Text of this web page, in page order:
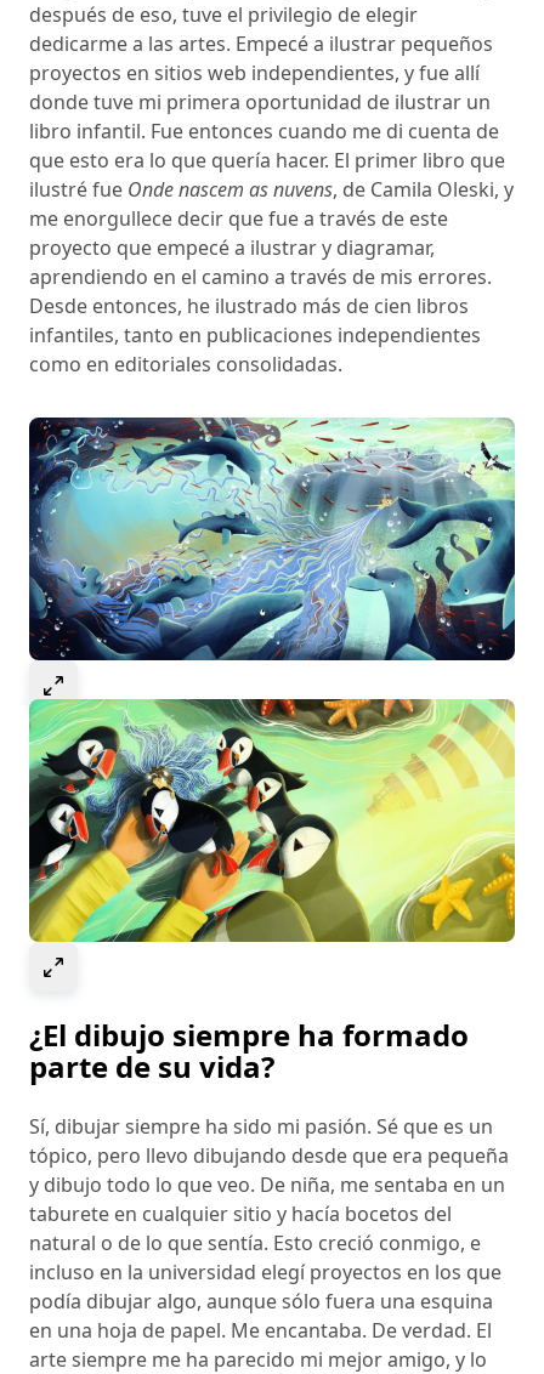
después de eso, tuve el privilegio de elegir
dedicarme a las artes. Empecé a ilustrar pequeños
proyectos en sitios web independientes, y fue allí
donde tuve mi primera oportunidad de ilustrar un
libro infantil. Fue entonces cuando me di cuenta de
que esto era lo que quería hacer. El primer libro que
ilustré fue Onde nascem as nuvens, de Camila Oleski, y
me enorgullece decir que fue a través de este
proyecto que empecé a ilustrar y diagramar,
aprendiendo en el camino a través de mis errores.
Desde entonces, he ilustrado más de cien libros
infantiles, tanto en publicaciones independientes
como en editoriales consolidadas.
¿El dibujo siempre ha formado
parte de su vida?
Sí, dibujar siempre ha sido mi pasión. Sé que es un
tópico, pero llevo dibujando desde que era pequeña
y dibujo todo lo que veo. De niña, me sentaba en un
taburete en cualquier sitio y hacía bocetos del
natural o de lo que sentía. Esto creció conmigo, e
incluso en la universidad elegí proyectos en los que
podía dibujar algo, aunque sólo fuera una esquina
en una hoja de papel. Me encantaba. De verdad. El
arte siempre me ha parecido mi mejor amigo, y lo